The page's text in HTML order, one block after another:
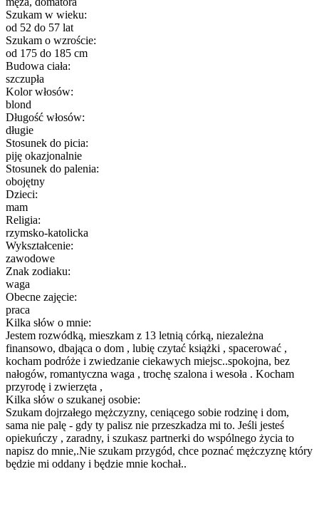
Szukam w wieku:
od 52 do 57 lat
Szukam o wzroście:
od 175 do 185 cm
Budowa ciała:
szczupła
Kolor włosów:
blond
Długość włosów:
długie
Stosunek do picia:
piję okazjonalnie
Stosunek do palenia:
obojętny
Dzieci:
mam
Religia:
rzymsko-katolicka
Wykształcenie:
zawodowe
Znak zodiaku:
waga
Obecne zajęcie:
praca
Kilka słów o mnie:
Jestem rozwódką, mieszkam z 13 letnią córką, niezależna
finansowo, dbająca o dom , lubię czytać książki , spacerować ,
kocham podróże i zwiedzanie ciekawych miejsc..spokojna, bez
nałogów, romantyczna waga , trochę szalona i wesoła . Kocham
przyrodę i zwierzęta ,
Kilka słów o szukanej osobie:
Szukam dojrzałego mężczyzny, ceniącego sobie rodzinę i dom,
sama nie palę - gdy ty palisz nie przeszkadza mi to. Jeśli jesteś
opiekuńczy , zaradny, i szukasz partnerki do wspólnego życia to
napisz do mnie,.Nie szukam przygód, chce poznać mężczyznę który
będzie mi oddany i będzie mnie kochał..